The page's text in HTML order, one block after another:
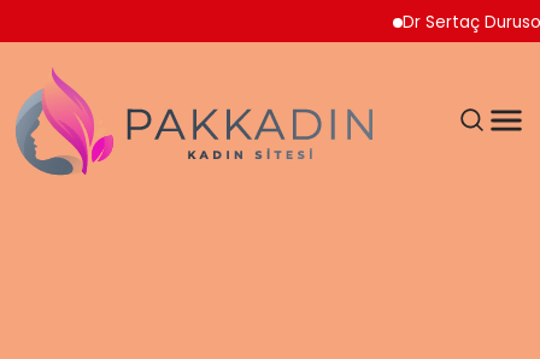
Dr Sertaç Durusoy